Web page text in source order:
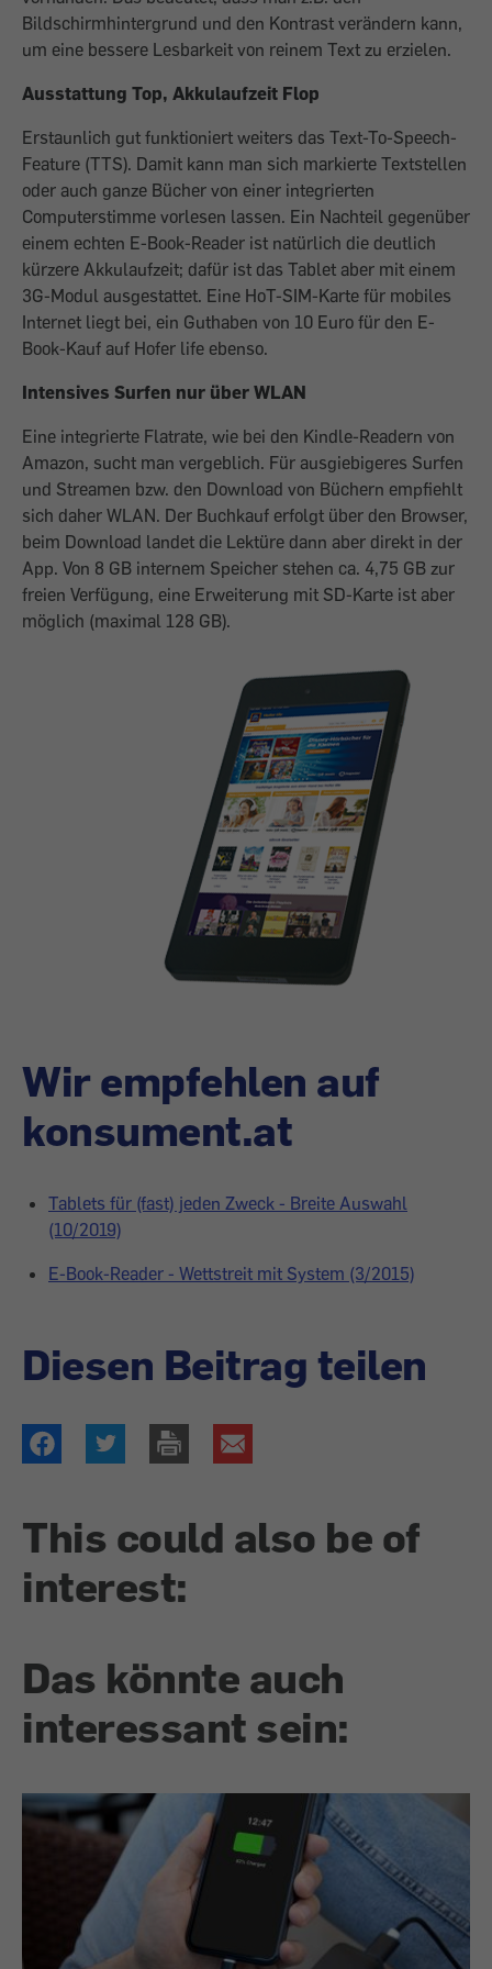
Bildschirmhintergrund und den Kontrast verändern kann,
um eine bessere Lesbarkeit von reinem Text zu erzielen.
Ausstattung Top, Akkulaufzeit Flop
Erstaunlich gut funktioniert weiters das Text-To-Speech-
Feature (TTS). Damit kann man sich markierte Textstellen
oder auch ganze Bücher von einer integrierten
Computerstimme vorlesen lassen. Ein Nachteil gegenüber
einem echten E-Book-Reader ist natürlich die deutlich
kürzere Akkulaufzeit; dafür ist das Tablet aber mit einem
3G-Modul ausgestattet. Eine HoT-SIM-Karte für mobiles
Internet liegt bei, ein Guthaben von 10 Euro für den E-
Book-Kauf auf Hofer life ebenso.
Intensives Surfen nur über WLAN
Eine integrierte Flatrate, wie bei den Kindle-Readern von
Amazon, sucht man vergeblich. Für ausgiebigeres Surfen
und Streamen bzw. den Download von Büchern empfiehlt
sich daher WLAN. Der Buchkauf erfolgt über den Browser,
beim Download landet die Lektüre dann aber direkt in der
App. Von 8 GB internem Speicher stehen ca. 4,75 GB zur
freien Verfügung, eine Erweiterung mit SD-Karte ist aber
möglich (maximal 128 GB).
Wir empfehlen auf
konsument.at
Tablets für (fast) jeden Zweck - Breite Auswahl
(10/2019)
E-Book-Reader - Wettstreit mit System (3/2015)
Diesen Beitrag teilen
This could also be of
interest:
Das könnte auch
interessant sein: